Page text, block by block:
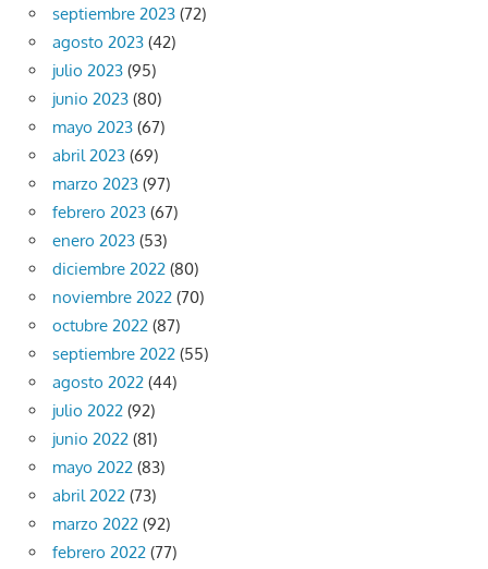
septiembre 2023 (72)
agosto 2023 (42)
julio 2023 (95)
junio 2023 (80)
mayo 2023 (67)
abril 2023 (69)
marzo 2023 (97)
febrero 2023 (67)
enero 2023 (53)
diciembre 2022 (80)
noviembre 2022 (70)
octubre 2022 (87)
septiembre 2022 (55)
agosto 2022 (44)
julio 2022 (92)
junio 2022 (81)
mayo 2022 (83)
abril 2022 (73)
marzo 2022 (92)
febrero 2022 (77)